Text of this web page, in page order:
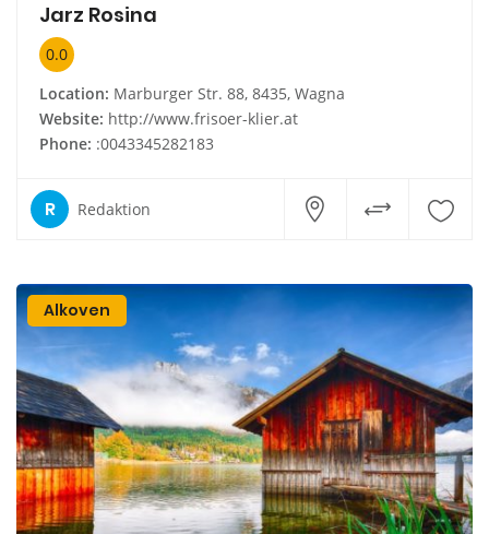
Jarz Rosina
0.0
Location: Marburger Str. 88, 8435, Wagna
Website: http://www.frisoer-klier.at
Phone: :0043345282183
R Redaktion
Alkoven